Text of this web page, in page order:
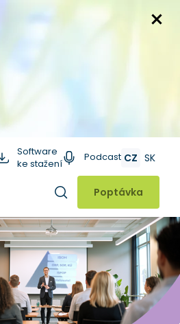
Software
ke stažení
Podcast CZ SK
Hledat
Poptávka